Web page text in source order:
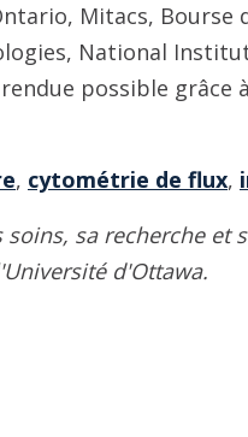
Mitacs, Bourse
National
possible grâce
, cytométrie de flux,
sa recherche et
d'Ottawa.